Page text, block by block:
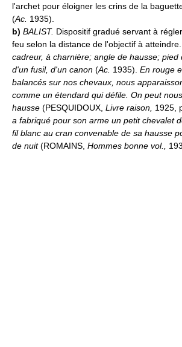
l'archet pour éloigner les crins de la
(Ac. 1935).
b) BALIST. Dispositif gradué servant à
feu selon la distance de l'objectif à atteindre.
cadreur, à charnière; angle de hausse; pied
d'un fusil, d'un canon (Ac. 1935). En rouge
balancés sur nos chevaux, nous
comme un étendard qui défile. On peut
hausse (PESQUIDOUX, Livre raison, 1925,
a fabriqué pour son arme un petit chevalet
fil blanc au cran convenable de sa hausse
de nuit(ROMAINS, Hommes bonne vol.,